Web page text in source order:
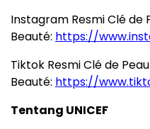
Instagram Resmi Clé de
Beauté: https://
Tiktok Resmi Clé de Peau
Beauté: https://
Tentang UNICEF